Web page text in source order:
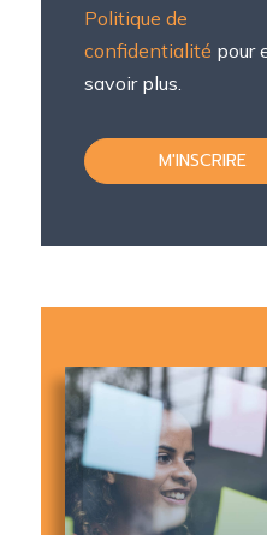
Politique de
confidentialité pour
savoir plus.